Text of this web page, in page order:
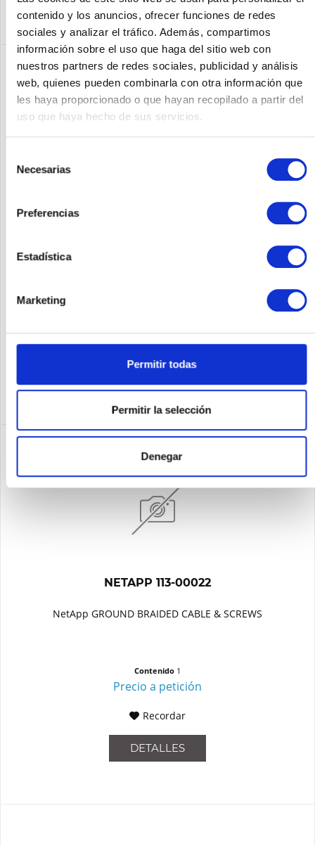
contenido y los anuncios, ofrecer funciones de redes
sociales y analizar el tráfico. Además, compartimos
información sobre el uso que haga del sitio web con
nuestros partners de redes sociales, publicidad y análisis
web, quienes pueden combinarla con otra información que
les haya proporcionado o que hayan recopilado a partir del
uso que haya hecho de sus servicios.
Necesarias
Preferencias
Estadística
Marketing
Permitir todas
Permitir la selección
Denegar
Recordar
DETALLES
NETAPP 113-00022
NetApp GROUND BRAIDED CABLE & SCREWS
Contenido 1
Precio a petición
Recordar
DETALLES